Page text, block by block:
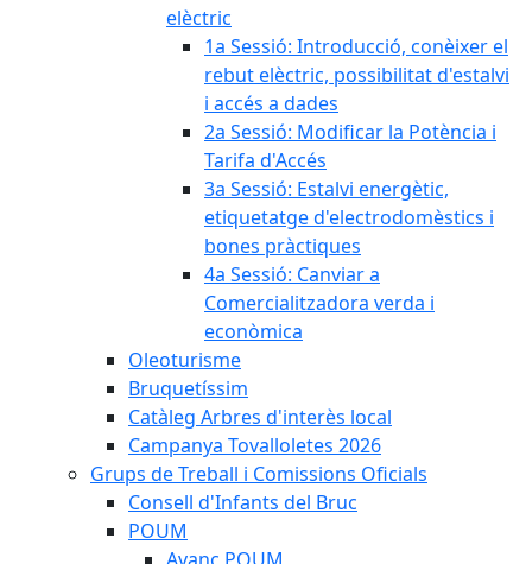
elèctric
1a Sessió: Introducció, conèixer el
rebut elèctric, possibilitat d'estalvi
i accés a dades
2a Sessió: Modificar la Potència i
Tarifa d'Accés
3a Sessió: Estalvi energètic,
etiquetatge d'electrodomèstics i
bones pràctiques
4a Sessió: Canviar a
Comercialitzadora verda i
econòmica
Oleoturisme
Bruquetíssim
Catàleg Arbres d'interès local
Campanya Tovalloletes 2026
Grups de Treball i Comissions Oficials
Consell d'Infants del Bruc
POUM